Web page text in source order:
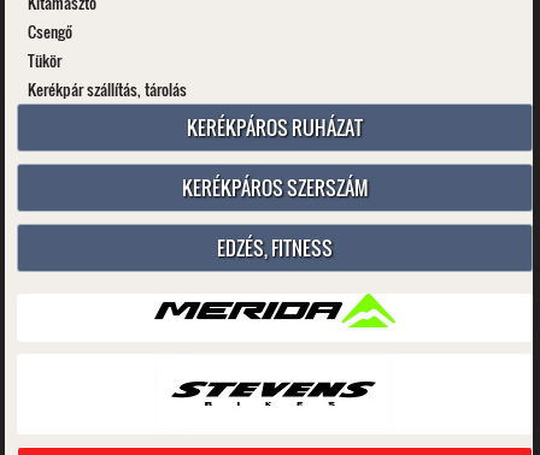
Csengő
Tükör
Kerékpár szállítás, tárolás
KERÉKPÁROS RUHÁZAT
KERÉKPÁROS SZERSZÁM
EDZÉS, FITNESS